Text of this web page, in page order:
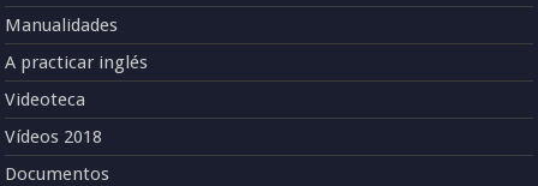
Manualidades
A practicar inglés
Videoteca
Vídeos 2018
Documentos